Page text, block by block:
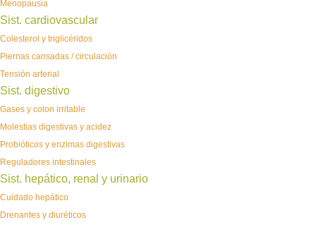
Menopausia
Sist. cardiovascular
Colesterol y triglicéridos
Piernas cansadas / circulación
Tensión arterial
Sist. digestivo
Gases y colon irritable
Molestias digestivas y acidez
Probióticos y enzimas digestivas
Reguladores intestinales
Sist. hepático, renal y urinario
Cuidado hepático
Drenantes y diuréticos